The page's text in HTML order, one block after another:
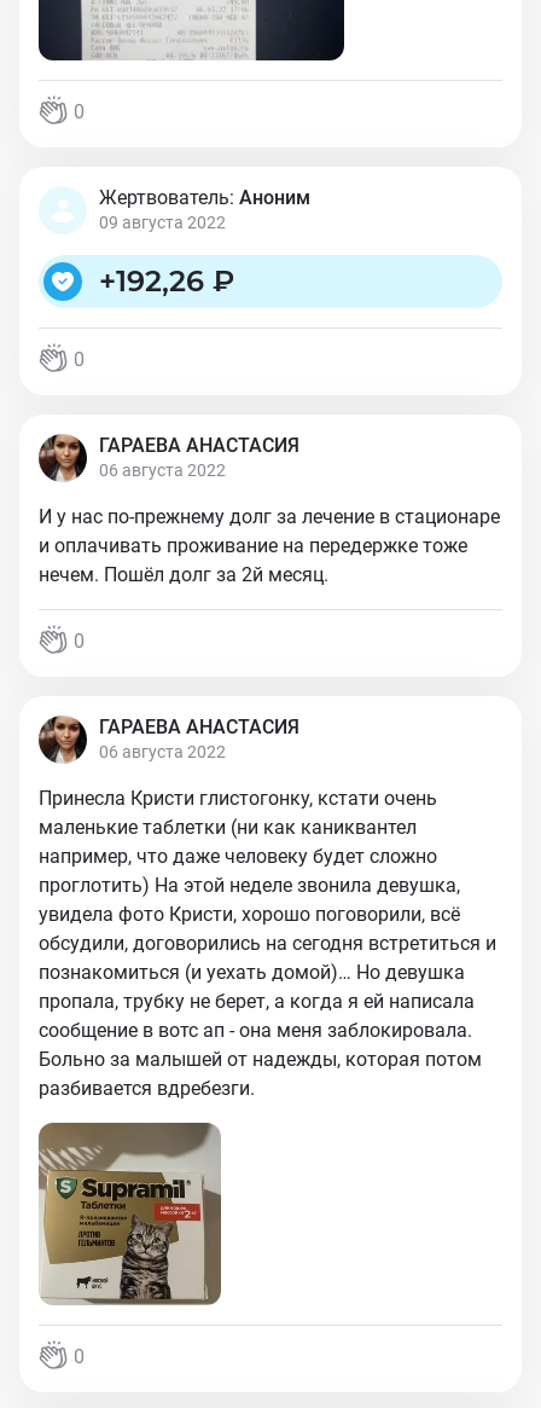
0
Жертвователь: Аноним
09 августа 2022
+192,26 ₽
0
ГАРАЕВА АНАСТАСИЯ
06 августа 2022
И у нас по-прежнему долг за лечение в стационаре
и оплачивать проживание на передержке тоже
нечем. Пошёл долг за 2й месяц.
0
ГАРАЕВА АНАСТАСИЯ
06 августа 2022
Принесла Кристи глистогонку, кстати очень
маленькие таблетки (ни как каниквантел
например, что даже человеку будет сложно
проглотить) На этой неделе звонила девушка,
увидела фото Кристи, хорошо поговорили, всё
обсудили, договорились на сегодня встретиться и
познакомиться (и уехать домой)… Но девушка
пропала, трубку не берет, а когда я ей написала
сообщение в вотс ап - она меня заблокировала.
Больно за малышей от надежды, которая потом
разбивается вдребезги.
0